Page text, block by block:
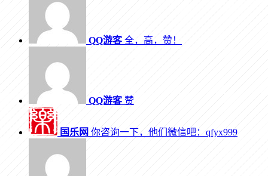
QQ游客全，高，赞！
QQ游客赞
国乐网 你咨询一下，他们微信吧：qfyx999